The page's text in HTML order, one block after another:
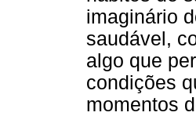
imaginário
saudável,
algo que
condições
momentos